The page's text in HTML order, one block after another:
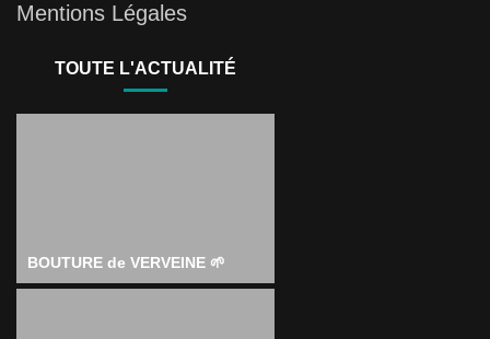
Mentions Légales
TOUTE L'ACTUALITÉ
BOUTURE de VERVEINE 🌱